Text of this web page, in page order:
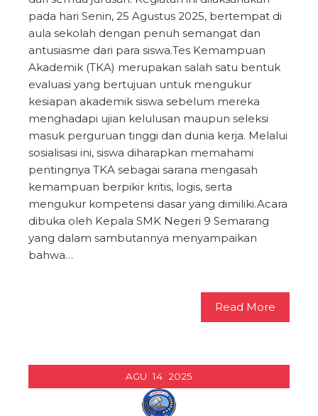
pada hari Senin, 25 Agustus 2025, bertempat di
aula sekolah dengan penuh semangat dan
antusiasme dari para siswa.Tes Kemampuan
Akademik (TKA) merupakan salah satu bentuk
evaluasi yang bertujuan untuk mengukur
kesiapan akademik siswa sebelum mereka
menghadapi ujian kelulusan maupun seleksi
masuk perguruan tinggi dan dunia kerja. Melalui
sosialisasi ini, siswa diharapkan memahami
pentingnya TKA sebagai sarana mengasah
kemampuan berpikir kritis, logis, serta
mengukur kompetensi dasar yang dimiliki.Acara
dibuka oleh Kepala SMK Negeri 9 Semarang
yang dalam sambutannya menyampaikan
bahwa…
Read More
AGU 14 2025